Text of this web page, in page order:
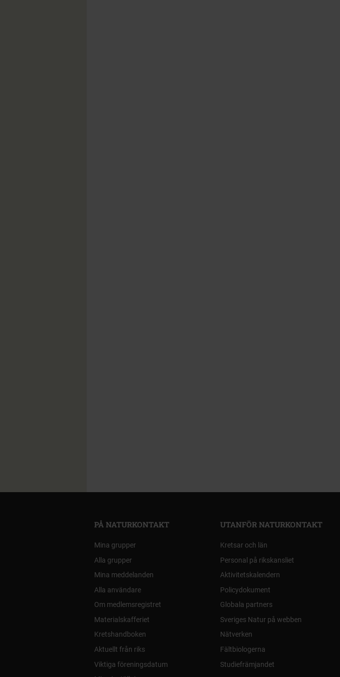
PÅ NATURKONTAKT
Mina grupper
Alla grupper
Mina meddelanden
Alla användare
Om medlemsregistret
Materialskafferiet
Kretshandboken
Aktuellt från riks
Viktiga föreningsdatum
UTANFÖR NATURKONTAKT
Kretsar och län
Personal på rikskansliet
Aktivitetskalendern
Policydokument
Globala partners
Sveriges Natur på webben
Nätverken
Fältbiologerna
Studiefrämjandet